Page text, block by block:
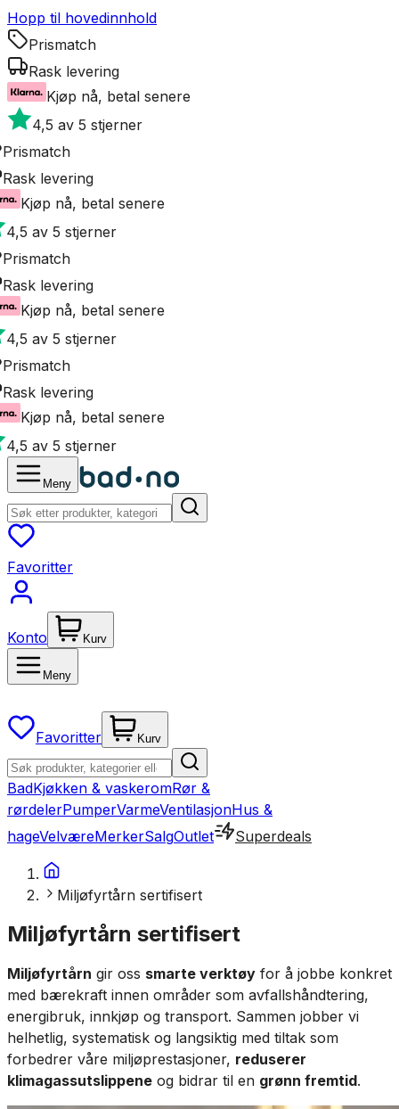
Hopp til hovedinnhold
Prismatch
Rask levering
Kjøp nå, betal senere
4,5 av 5 stjerner
levering
Kjøp nå, betal senere
4,5 av 5 stjerner
levering
Kjøp nå, betal senere
4,5 av 5 stjerner
levering
Kjøp nå, betal senere
4,5 av 5 stjerner
Meny
Favoritter
Konto Kurv
Meny
Favoritter Kurv
BadKjøkken & vaskeromRør &
rørdelerPumperVarmeVentilasjonHus &
hageVelværeMerkerSalgOutlet Superdeals
Miljøfyrtårn sertifisert
Miljøfyrtårn sertifisert
Miljøfyrtårn gir oss smarte verktøy for å jobbe konkret
med bærekraft innen områder som avfallshåndtering,
energibruk, innkjøp og transport. Sammen jobber vi
helhetlig, systematisk og langsiktig med tiltak som
forbedrer våre miljøprestasjoner, reduserer
klimagassutslippene og bidrar til en grønn fremtid.